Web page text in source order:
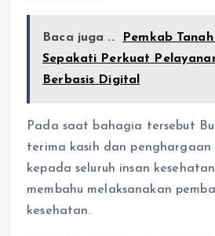
Baca juga ..
Pemkab
Sepakati Perkuat
Berbasis Digital
Pada saat bahagia tersebut
terima kasih dan
kepada seluruh insan
membahu melaksanakan
kesehatan.